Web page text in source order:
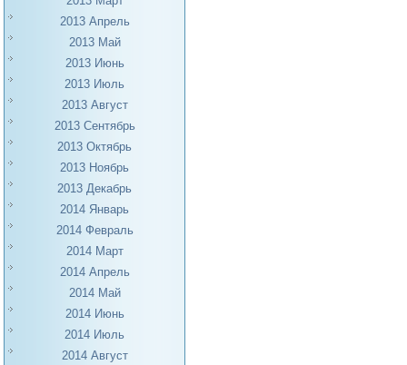
2013 Апрель
2013 Май
2013 Июнь
2013 Июль
2013 Август
2013 Сентябрь
2013 Октябрь
2013 Ноябрь
2013 Декабрь
2014 Январь
2014 Февраль
2014 Март
2014 Апрель
2014 Май
2014 Июнь
2014 Июль
2014 Август